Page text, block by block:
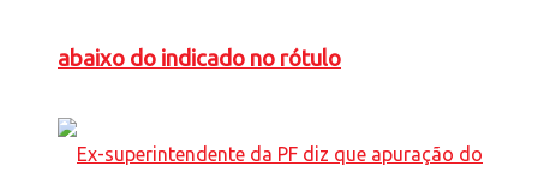
abaixo do indicado no rótulo